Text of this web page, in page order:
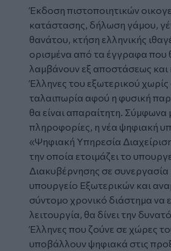
Έκδοση πιστοποιητικών
κατάστασης, δήλωση γάμου,
θανάτου, κτήση ελληνικής
ορισμένα από τα έγγραφα που
λαμβάνουν εξ αποστάσεως και
Έλληνες του εξωτερικού χωρίς
ταλαιπωρία αφού η φυσική
θα είναι απαραίτητη. Σύμφωνα
πληροφορίες, η νέα ψηφιακή
«Ψηφιακή Υπηρεσία
την οποία ετοιμάζει το
Διακυβέρνησης σε συνεργασία
υπουργείο Εξωτερικών και
σύντομο χρονικό διάστημα να
λειτουργία, θα δίνει την
Έλληνες που ζούνε σε χώρες
υποβάλλουν ψηφιακά στις